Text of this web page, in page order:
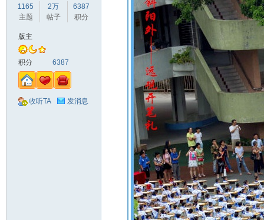
1165
主题
2万
帖子
6387
积分
版主
积分 6387
收听TA 发消息